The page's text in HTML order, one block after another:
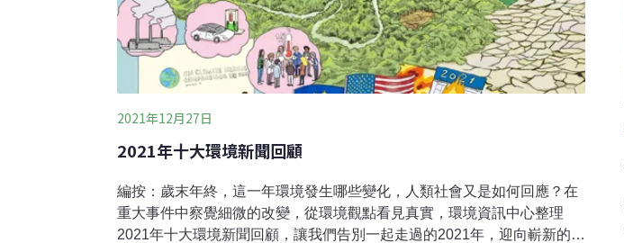
2021年12月27日
2021年十大環境新聞回顧
編按：歲末年終，這一年環境發生哪些變化，人類社會又是如何回應？在
重大事件中察覺細微的改變，從環境觀點看見真實，環境資訊中心整理
2021年十大環境新聞回顧，讓我們告別一起走過的2021年，迎向嶄新的